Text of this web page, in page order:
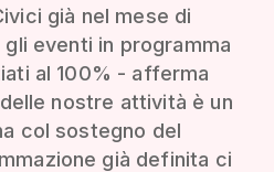
già nel mese di
eventi in programma
al 100% - afferma
nostre attività è un
col sostegno del
già definita ci